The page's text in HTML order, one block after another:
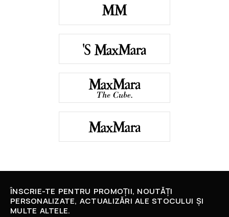
ÎNSCRIE-TE PENTRU PROMOȚII, NOUTĂȚI
PERSONALIZATE, ACTUALIZĂRI ALE STOCULUI ȘI
MULTE ALTELE.